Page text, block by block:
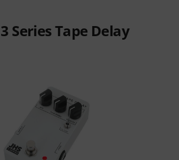
Series Tape Delay
5 Sternen aus 2 Kundenbewertungen